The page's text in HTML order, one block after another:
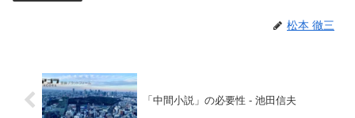
松本 徹三
「中間小説」の必要性 - 池田信夫